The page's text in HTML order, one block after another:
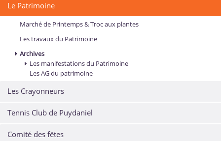
Le Patrimoine
Marché de Printemps & Troc aux plantes
Les travaux du Patrimoine
Archives
Les manifestations du Patrimoine
Les AG du patrimoine
Les Crayonneurs
Tennis Club de Puydaniel
Comité des fëtes